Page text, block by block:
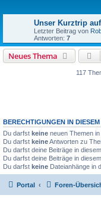
Unser Kurztrip
Letzter Beitrag von
Antworten: 7
Neues Thema
117
BERECHTIGUNGEN IN
Du darfst keine neuen Themen
Du darfst keineAntworten zu
Du darfst deine Beiträge in
Du darfst deine Beiträge in
Du darfst keine Dateianhänge in
Portal Foren-